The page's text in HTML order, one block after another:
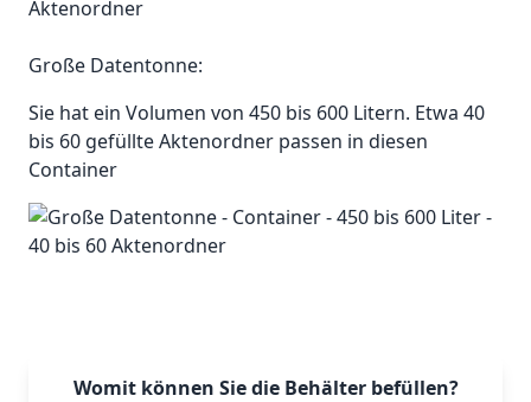
Große Datentonne:
Sie hat ein Volumen von 450 bis 600 Litern. Etwa 40
bis 60 gefüllte Aktenordner passen in diesen
Container
Womit können Sie die Behälter befüllen?